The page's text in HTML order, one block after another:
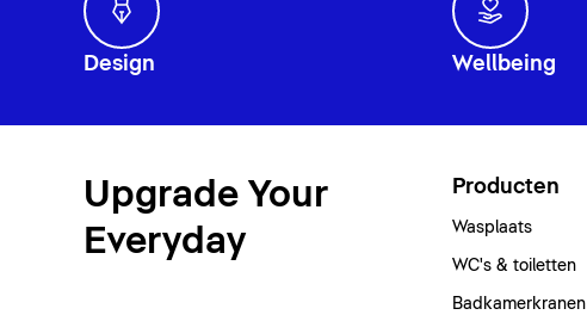
Design Wellbeing
Upgrade Your
Everyday
Producten
Wasplaats
WC's & toiletten
Badkamerkranen